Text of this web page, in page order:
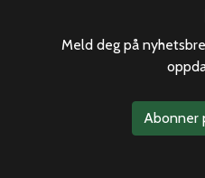
Meld deg på
Abonner